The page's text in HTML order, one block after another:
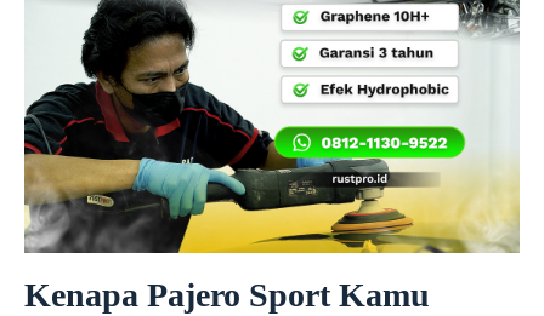
Kenapa Pajero Sport Kamu